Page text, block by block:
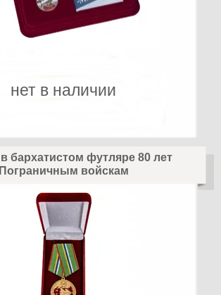
нет в наличии
бархатистом футляре 80 лет
Пограничным войскам